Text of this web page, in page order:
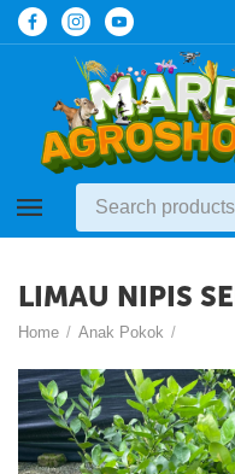
LIMAU NIPIS
Home / Anak Pokok /